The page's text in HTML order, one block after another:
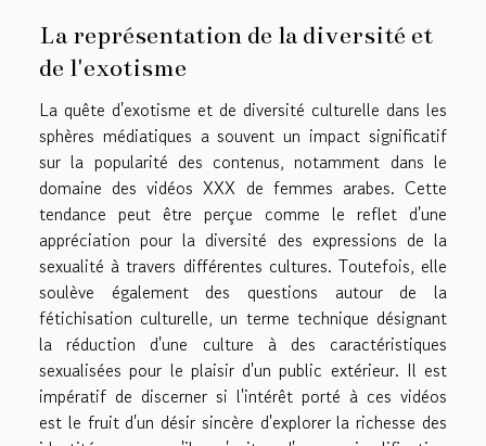
La représentation de la diversité et
de l'exotisme
La quête d'exotisme et de diversité culturelle dans les
sphères médiatiques a souvent un impact significatif
sur la popularité des contenus, notamment dans le
domaine des vidéos XXX de femmes arabes. Cette
tendance peut être perçue comme le reflet d'une
appréciation pour la diversité des expressions de la
sexualité à travers différentes cultures. Toutefois, elle
soulève également des questions autour de la
fétichisation culturelle, un terme technique désignant
la réduction d'une culture à des caractéristiques
sexualisées pour le plaisir d'un public extérieur. Il est
impératif de discerner si l'intérêt porté à ces vidéos
est le fruit d'un désir sincère d'explorer la richesse des